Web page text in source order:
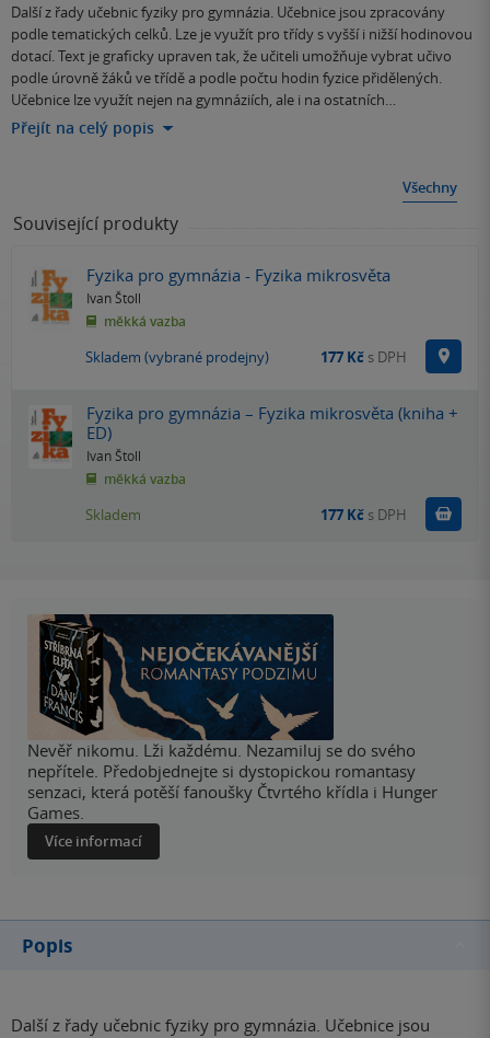
Další z řady učebnic fyziky pro gymnázia. Učebnice jsou zpracovány
podle tematických celků. Lze je využít pro třídy s vyšší i nižší hodinovou
dotací. Text je graficky upraven tak, že učiteli umožňuje vybrat učivo
podle úrovně žáků ve třídě a podle počtu hodin fyzice přidělených.
Učebnice lze využít nejen na gymnáziích, ale i na ostatních…
Přejít na celý popis
Všechny
Související produkty
Fyzika pro gymnázia - Fyzika mikrosvěta
Ivan Štoll
měkká vazba
Skladem (vybrané prodejny) 177 Kč s DPH
Fyzika pro gymnázia – Fyzika mikrosvěta (kniha +
ED)
Ivan Štoll
měkká vazba
Skladem 177 Kč s DPH
Nevěř nikomu. Lži každému. Nezamiluj se do svého
nepřítele. Předobjednejte si dystopickou romantasy
senzaci, která potěší fanoušky Čtvrtého křídla i Hunger
Games.
Více informací
Popis
Další z řady učebnic fyziky pro gymnázia. Učebnice jsou